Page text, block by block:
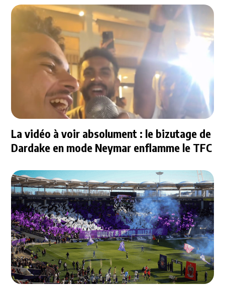
La vidéo à voir absolument : le bizutage de
Dardake en mode Neymar enflamme le TFC